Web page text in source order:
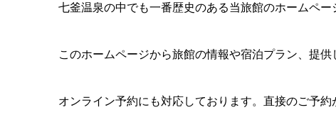
七釜温泉の中でも一番歴史のある当旅館のホームペー
このホームページから旅館の情報や宿泊プラン、提
オンライン予約にも対応しております。直接のご予